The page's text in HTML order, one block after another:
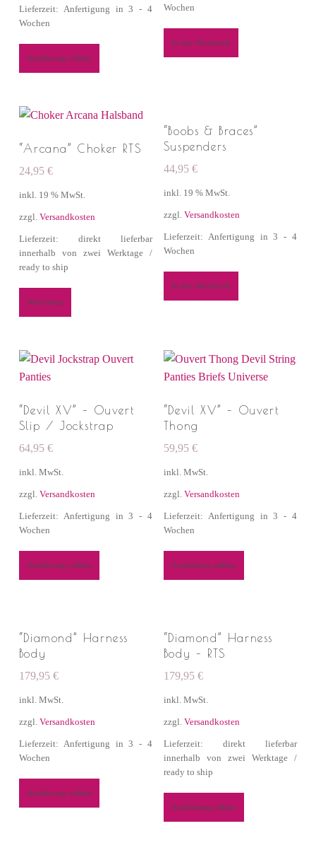
Lieferzeit: Anfertigung in 3 - 4
Wochen
Ausführung wählen
Wochen
In den Warenkorb
“Arcana” Choker RTS
24,95 €
inkl. 19 % MwSt.
zzgl. Versandkosten
Lieferzeit: direkt lieferbar
innerhalb von zwei Werktage /
ready to ship
Weiterlesen
“Boobs & Braces”
Suspenders
44,95 €
inkl. 19 % MwSt.
zzgl. Versandkosten
Lieferzeit: Anfertigung in 3 - 4
Wochen
In den Warenkorb
“Devil XV” – Ouvert
Slip / Jockstrap
64,95 €
inkl. MwSt.
zzgl. Versandkosten
Lieferzeit: Anfertigung in 3 - 4
Wochen
Ausführung wählen
“Devil XV” – Ouvert
Thong
59,95 €
inkl. MwSt.
zzgl. Versandkosten
Lieferzeit: Anfertigung in 3 - 4
Wochen
Ausführung wählen
“Diamond” Harness
Body
179,95 €
inkl. MwSt.
zzgl. Versandkosten
Lieferzeit: Anfertigung in 3 - 4
Wochen
Ausführung wählen
“Diamond” Harness
Body – RTS
179,95 €
inkl. MwSt.
zzgl. Versandkosten
Lieferzeit: direkt lieferbar
innerhalb von zwei Werktage /
ready to ship
Ausführung wählen